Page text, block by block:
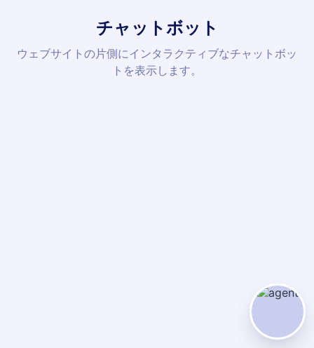
チャットボット
ウェブサイトの片側にインタラクティブなチャットボッ
トを表示します。